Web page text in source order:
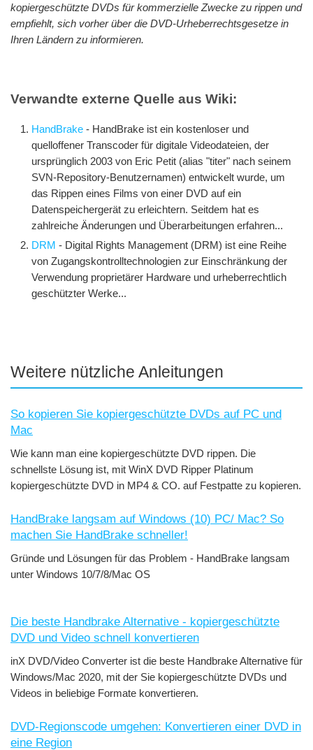
kopiergeschützte DVDs für kommerzielle Zwecke zu rippen und
empfiehlt, sich vorher über die DVD-Urheberrechtsgesetze in
Ihren Ländern zu informieren.
Verwandte externe Quelle aus Wiki:
HandBrake - HandBrake ist ein kostenloser und
quelloffener Transcoder für digitale Videodateien, der
ursprünglich 2003 von Eric Petit (alias "titer" nach seinem
SVN-Repository-Benutzernamen) entwickelt wurde, um
das Rippen eines Films von einer DVD auf ein
Datenspeichergerät zu erleichtern. Seitdem hat es
zahlreiche Änderungen und Überarbeitungen erfahren...
DRM - Digital Rights Management (DRM) ist eine Reihe
von Zugangskontrolltechnologien zur Einschränkung der
Verwendung proprietärer Hardware und urheberrechtlich
geschützter Werke...
Weitere nützliche Anleitungen
So kopieren Sie kopiergeschützte DVDs auf PC und
Mac
Wie kann man eine kopiergeschützte DVD rippen. Die
schnellste Lösung ist, mit WinX DVD Ripper Platinum
kopiergeschützte DVD in MP4 & CO. auf Festpatte zu kopieren.
HandBrake langsam auf Windows (10) PC/ Mac? So
machen Sie HandBrake schneller!
Gründe und Lösungen für das Problem - HandBrake langsam
unter Windows 10/7/8/Mac OS
Die beste Handbrake Alternative - kopiergeschützte
DVD und Video schnell konvertieren
inX DVD/Video Converter ist die beste Handbrake Alternative für
Windows/Mac 2020, mit der Sie kopiergeschützte DVDs und
Videos in beliebige Formate konvertieren.
DVD-Regionscode umgehen: Konvertieren einer DVD in
eine Region